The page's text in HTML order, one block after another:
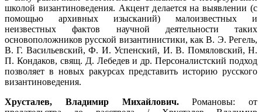
школой византиноведения. Акцент делается на выявлении (с
помощью архивных изысканий) малоизвестных и
неизвестных фактов научной деятельности таких
основоположников русской византинистики, как В. Э. Регель,
В. Г. Васильевский, Ф. И. Успенский, И. В. Помяловский, Н.
П. Кондаков, свящ. Д. Лебедев и др. Персоналистский подход
позволяет в новых ракурсах представить историю русского
византиноведения.
Хрусталев, Владимир Михайлович.Романовы: от